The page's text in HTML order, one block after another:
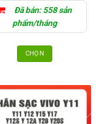
từ
4.000₫
5.100₫
Đã bán: 558 sản
phẩm/tháng
CHỌN
này
có
nhiều